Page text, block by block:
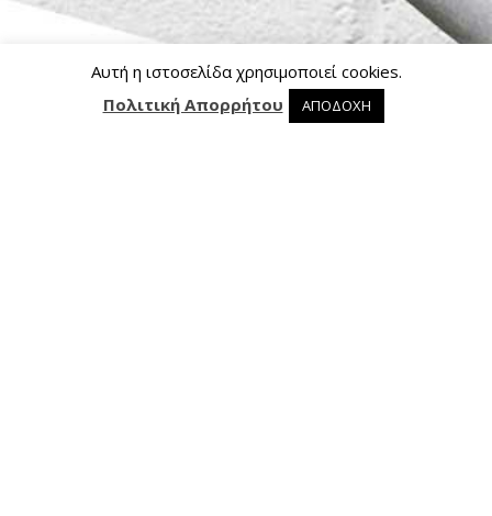
0 0 προϊόντα στο καλάθι
Αυτή η ιστοσελίδα χρησιμοποιεί cookies.
Πολιτική Απορρήτου
ΑΠΟΔΟΧΗ